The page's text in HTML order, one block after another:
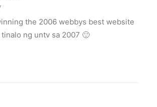
the 2006 webbys best website
ng untv sa 2007 🙂